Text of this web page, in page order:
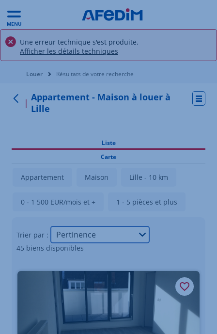
MENU
Une erreur technique s'est produite.
Afficher les détails techniques
Vous êtes ici:
Louer Résultats de votre recherche
Retour
Appartement - Maison à louer à
Lille
Liste
Carte
Appartement Maison Lille - 10 km
0 - 1 500 EUR/mois et + 1 - 5 pièces et plus
Trier par :
45 biens disponibles